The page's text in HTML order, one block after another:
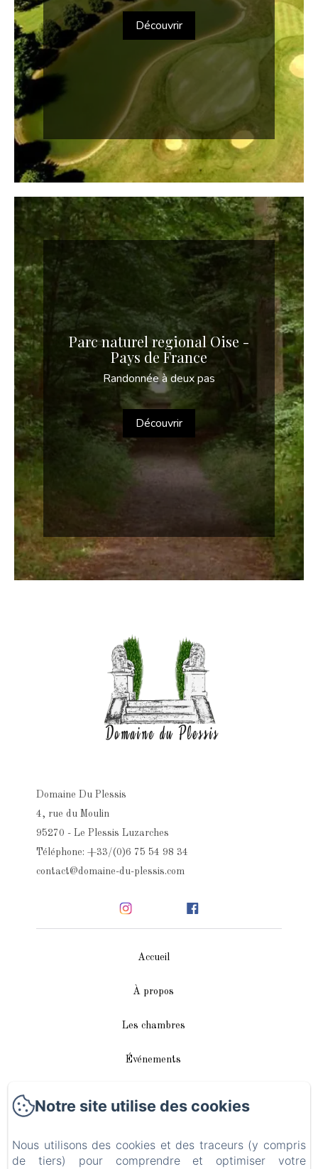
Découvrir
Parc naturel regional Oise -
Pays de France
Randonnée à deux pas
Découvrir
Domaine Du Plessis
4, rue du Moulin
95270 - Le Plessis Luzarches
Téléphone: +33/(0)6 75 54 98 34
contact@domaine-du-plessis.com
Accueil
À propos
Les chambres
Événements
Plan du site
Notre site utilise des cookies
Nous utilisons des cookies et des traceurs (y compris
de tiers) pour comprendre et optimiser votre